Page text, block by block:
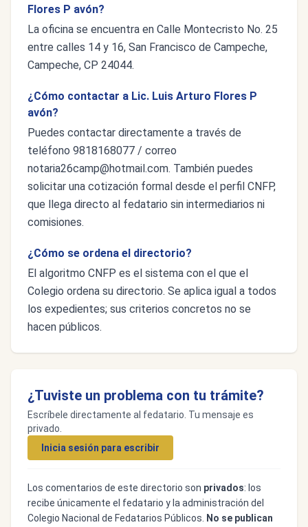
Flores P avón?
La oficina se encuentra en Calle Montecristo No. 25
entre calles 14 y 16, San Francisco de Campeche,
Campeche, CP 24044.
¿Cómo contactar a Lic. Luis Arturo Flores P
avón?
Puedes contactar directamente a través de
teléfono 9818168077 / correo
notaria26camp@hotmail.com. También puedes
solicitar una cotización formal desde el perfil CNFP,
que llega directo al fedatario sin intermediarios ni
comisiones.
¿Cómo se ordena el directorio?
El algoritmo CNFP es el sistema con el que el
Colegio ordena su directorio. Se aplica igual a todos
los expedientes; sus criterios concretos no se
hacen públicos.
¿Tuviste un problema con tu trámite?
Escríbele directamente al fedatario. Tu mensaje es
privado.
Inicia sesión para escribir
Los comentarios de este directorio son privados: los
recibe únicamente el fedatario y la administración del
Colegio Nacional de Fedatarios Públicos.
No se publican